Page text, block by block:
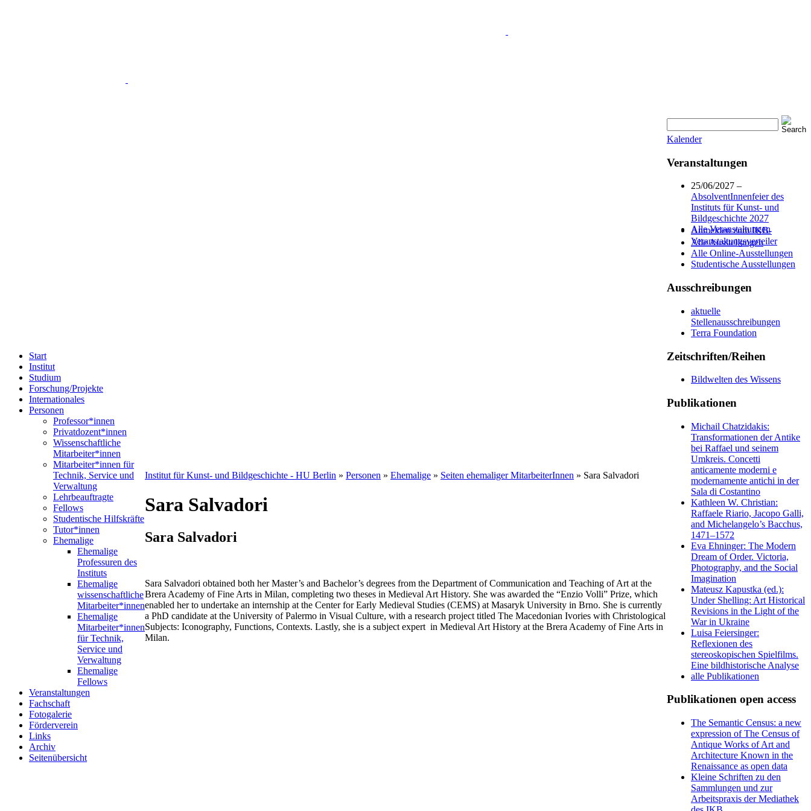
Start
Institut
Studium
Forschung/Projekte
Internationales
Personen
Professor*innen
Privatdozent*innen
Wissenschaftliche
Mitarbeiter*innen
Mitarbeiter*innen für
Technik, Service und
Verwaltung
Lehrbeauftragte
Fellows
Studentische Hilfskräfte
Tutor*innen
Ehemalige
Ehemalige
Professuren des
Instituts
Ehemalige
wissenschaftliche
Mitarbeiter*innen
Ehemalige
Mitarbeiter*innen
für Technik,
Service und
Verwaltung
Ehemalige
Fellows
Veranstaltungen
Fachschaft
Fotogalerie
Förderverein
Links
Archiv
Seitenübersicht
Institut für Kunst- und Bildgeschichte - HU Berlin » Personen » Ehemalige » Seiten ehemaliger MitarbeiterInnen » Sara Salvadori
Sara Salvadori
Sara Salvadori
Sara Salvadori obtained both her Master’s and Bachelor’s degrees from the Department of Communication and Teaching of Art at the
Brera Academy of Fine Arts in Milan, completing two theses in Medieval Art History. She was awarded the “Enzio Volli” Prize, which
enabled her to undertake an internship at the Center for Early Medieval Studies (CEMS) at Masaryk University in Brno. She is currently
a PhD candidate at the University of Palermo in Visual Culture, with a research project titled The Macedonian Ivories with Christological
Subjects: Iconography, Functions, Contexts. Lastly, she is a subject expert in Medieval Art History at the Brera Academy of Fine Arts in
Milan.
Kalender
Veranstaltungen
25/06/2027 –
AbsolventInnenfeier des
Instituts für Kunst- und
Bildgeschichte 2027
Alle Veranstaltungen
Anmelden zum IKB-
Veranstaltungsverteiler
Alle Ausstellungen
Alle Online-Ausstellungen
Studentische Ausstellungen
Ausschreibungen
aktuelle
Stellenausschreibungen
Terra Foundation
Zeitschriften/Reihen
Bildwelten des Wissens
Publikationen
Michail Chatzidakis:
Transformationen der Antike
bei Raffael und seinem
Umkreis. Concetti
anticamente moderni e
modernamente antichi in der
Sala di Costantino
Kathleen W. Christian:
Raffaele Riario, Jacopo Galli,
and Michelangelo’s Bacchus,
1471–1572
Eva Ehninger: The Modern
Dream of Order. Victoria,
Photography, and the Social
Imagination
Mateusz Kapustka (ed.):
Under Shelling: Art Historical
Revisions in the Light of the
War in Ukraine
Luisa Feiersinger:
Reflexionen des
stereoskopischen Spielfilms.
Eine bildhistorische Analyse
alle Publikationen
Publikationen open access
The Semantic Census: a new
expression of The Census of
Antique Works of Art and
Architecture Known in the
Renaissance as open data
Kleine Schriften zu den
Sammlungen und zur
Arbeitspraxis der Mediathek